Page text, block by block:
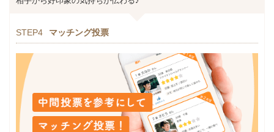
STEP4 マッチング投票